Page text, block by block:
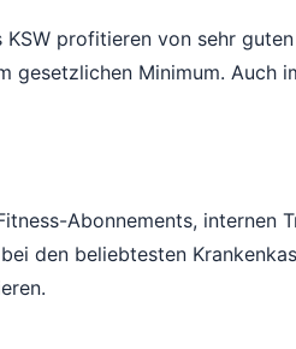
profitieren von sehr
gesetzlichen Minimum. Auch
Abonnements, internen
den beliebtesten